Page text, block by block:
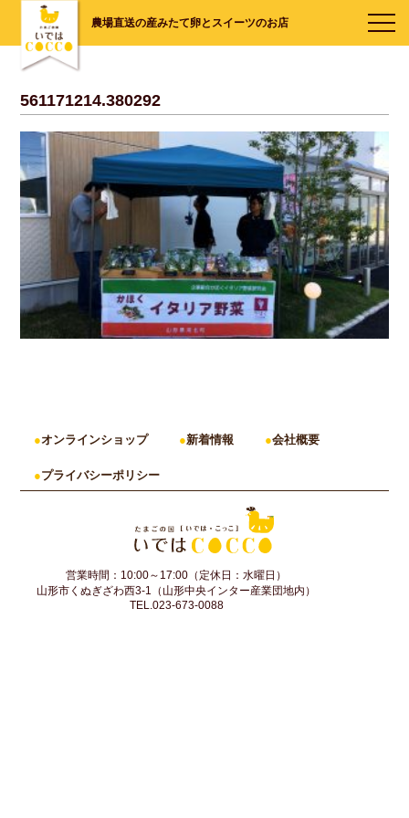
農場直送の産みたて卵とスイーツのお店
561171214.380292
オンラインショップ 新着情報 会社概要
プライバシーポリシー
営業時間：10:00～17:00（定休日：水曜日）
山形市くぬぎざわ西3-1（山形中央インター産業団地内）
TEL.023-673-0088